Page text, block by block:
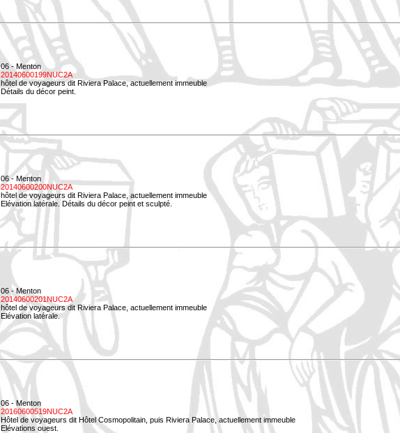
06 - Menton
20140600199NUC2A
hôtel de voyageurs dit Riviera Palace, actuellement immeuble
Détails du décor peint.
06 - Menton
20140600200NUC2A
hôtel de voyageurs dit Riviera Palace, actuellement immeuble
Elévation latérale. Détails du décor peint et sculpté.
06 - Menton
20140600201NUC2A
hôtel de voyageurs dit Riviera Palace, actuellement immeuble
Elévation latérale.
06 - Menton
20160600519NUC2A
Hôtel de voyageurs dit Hôtel Cosmopolitain, puis Riviera Palace, actuellement immeuble
Elévations ouest.